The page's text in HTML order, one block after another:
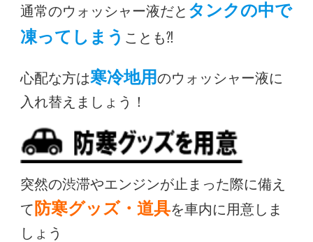
通常のウォッシャー液だと タンクの中で
凍ってしまう ことも⁈
心配な方は寒冷地用のウォッシャー液に
入れ替えましょう！
突然の渋滞やエンジンが止まった際に備え
て 防寒グッズ・道具を車内に用意しま
しょう